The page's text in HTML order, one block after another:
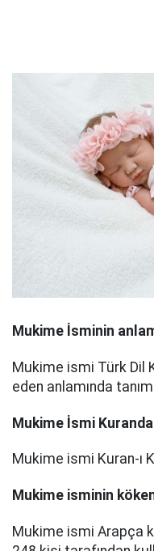
Mukime İsminin
Mukime ismi Türk Dil
eden anlamında
Mukime İsmi
Mukime ismi Kuran-ı
Mukime isminin
Mukime ismi Arapça